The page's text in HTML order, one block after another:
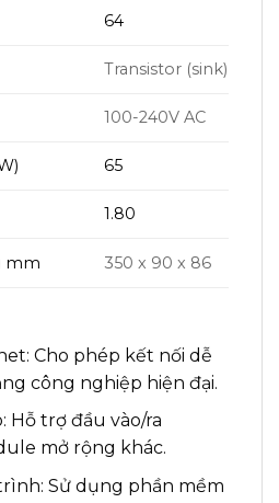
64
Transistor (sink)
100-240V AC
65
1.80
mm 350 x 90 x 86
Cho phép kết nối dễ
công nghiệp hiện đại.
Hỗ trợ đầu vào/ra
mở rộng khác.
Sử dụng phần mềm